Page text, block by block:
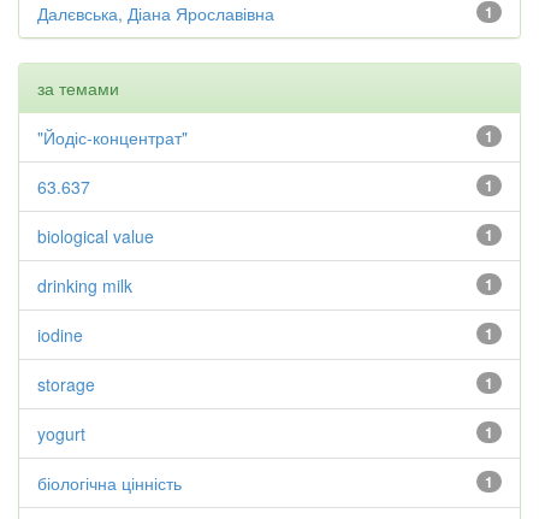
1
Далєвська, Діана Ярославівна
за темами
1
"Йодіс-концентрат"
1
63.637
1
biological value
1
drinking milk
1
iodine
1
storage
1
yogurt
1
біологічна цінність